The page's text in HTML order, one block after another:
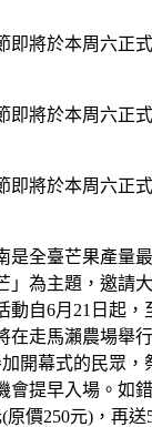
是全臺芒果產量
」為主題，邀請
動自6月 21 日起，
在走馬瀨農場舉
開幕式的民眾，
會提早入場。如
(原價250元) ，再送